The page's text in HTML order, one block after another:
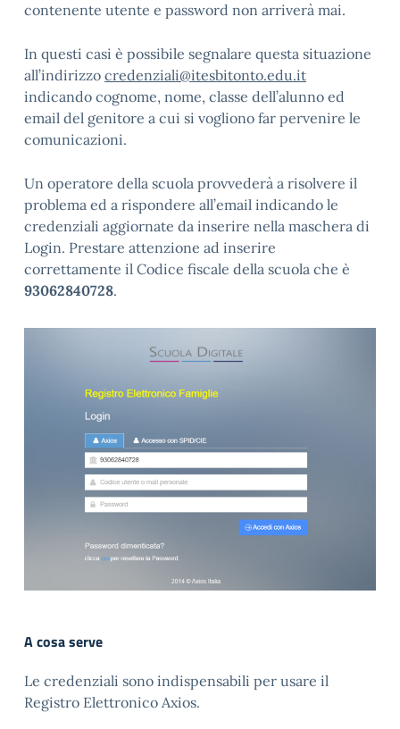
contenente utente e password non arriverà mai.
In questi casi è possibile segnalare questa situazione
all’indirizzo credenziali@itesbitonto.edu.it
indicando cognome, nome, classe dell’alunno ed
email del genitore a cui si vogliono far pervenire le
comunicazioni.
Un operatore della scuola provvederà a risolvere il
problema ed a rispondere all’email indicando le
credenziali aggiornate da inserire nella maschera di
Login. Prestare attenzione ad inserire
correttamente il Codice fiscale della scuola che è
93062840728.
A cosa serve
Le credenziali sono indispensabili per usare il
Registro Elettronico Axios.